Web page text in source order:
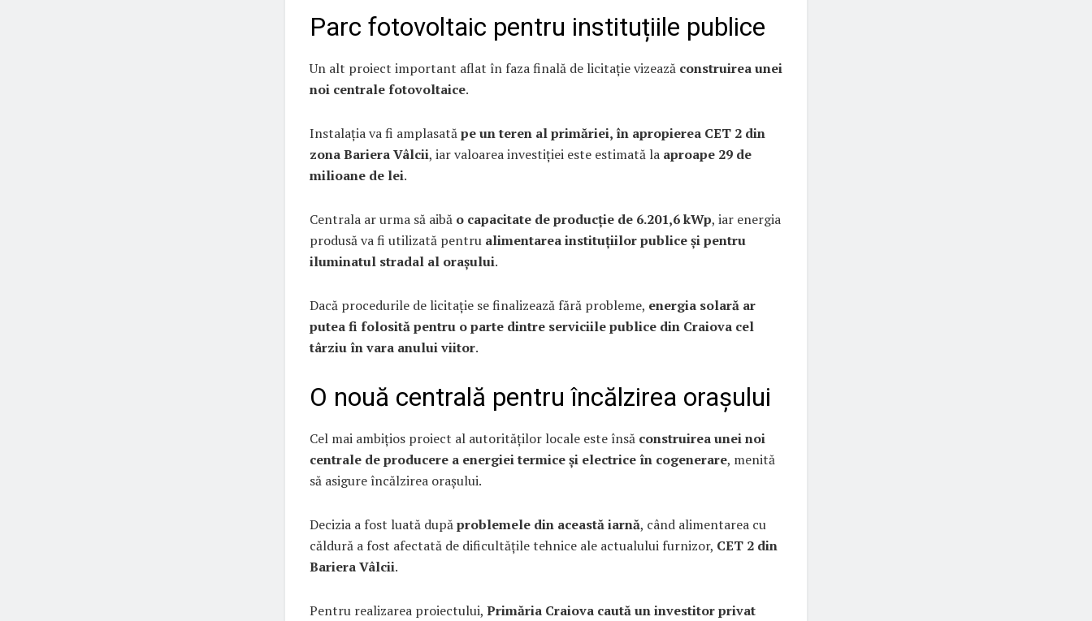
Parc fotovoltaic pentru instituțiile publice
Un alt proiect important aflat în faza finală de licitație vizează construirea unei
noi centrale fotovoltaice.
Instalația va fi amplasatăpe un teren al primăriei, în apropierea CET 2 din
zona Bariera Vâlcii, iar valoarea investiției este estimată la aproape 29 de
milioane de lei.
Centrala ar urma să aibă o capacitate de producție de 6.201,6 kWp, iar energia
produsă va fi utilizată pentru alimentarea instituțiilor publice și pentru
iluminatul stradal al orașului.
Dacă procedurile de licitație se finalizează fără probleme, energia solară ar
putea fi folosită pentru o parte dintre serviciile publice din Craiova cel
târziu în vara anului viitor.
O nouă centrală pentru încălzirea orașului
Cel mai ambițios proiect al autorităților locale este însă construirea unei noi
centrale de producere a energiei termice și electrice în cogenerare, menită
să asigure încălzirea orașului.
Decizia a fost luată dupăproblemele din această iarnă, când alimentarea cu
căldură a fost afectată de dificultățile tehnice ale actualului furnizor, CET 2 din
Bariera Vâlcii.
Pentru realizarea proiectului, Primăria Craiova caută un investitor privat